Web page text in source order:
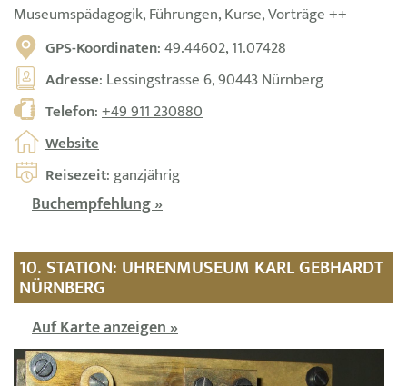
Museumspädagogik, Führungen, Kurse, Vorträge ++
GPS-Koordinaten: 49.44602, 11.07428
Adresse: Lessingstrasse 6, 90443 Nürnberg
Telefon:+49 911 230880
Website
Reisezeit: ganzjährig
Buchempfehlung »
10. STATION: UHRENMUSEUM KARL GEBHARDT
NÜRNBERG
Auf Karte anzeigen »